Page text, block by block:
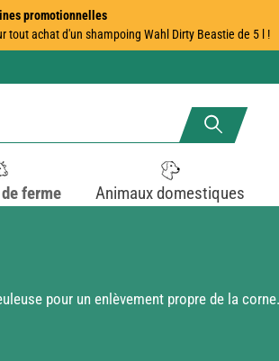
promotionnelles
tout achat d'un shampoing Wahl Dirty Beastie de 5 l !
ferme Animaux domestiques
pour un enlèvement propre de la corne.